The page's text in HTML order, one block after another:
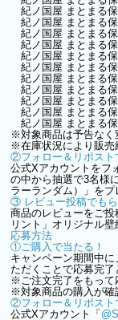
紀ノ国屋 まとまる
紀ノ国屋 まとまる
紀ノ国屋 まとまる
紀ノ国屋 まとまる
紀ノ国屋 まとまる
紀ノ国屋 まとまる
紀ノ国屋 まとまる
紀ノ国屋 まとまる
紀ノ国屋 まとまる
紀ノ国屋 まとまる
紀ノ国屋 まとまる
※対象商品は予告なく
※在庫状況により販売
②フォロー＆リポスト
公式Xアカウントをフ
の中から抽選で3名様
ラーランダム）」をプ
③ レビュー投稿でもら
商品のレビューをご
リント」オリジナル壁
応募方法
①ご購入で当たる！
キャンペーン期間中
ただくことで応募完了
※ご注文完了をもって
※対象商品の購入が確
②フォロー＆リポスト
公式Xアカウント「